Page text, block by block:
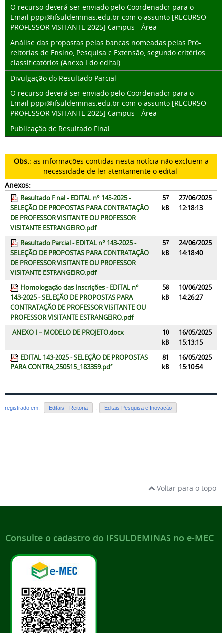
O recurso deverá ser enviado pelo Coordenador para o
Email pppi@ifsuldeminas.edu.br com o assunto [RECURSO
PROFESSOR VISITANTE 2025] Campus - Área
Análise das propostas pelas bancas nomeadas pelas Pró-
reitorias de Ensino, Pesquisa e Extensão, segundo critérios
classificatórios (Anexo I do edital)
Divulgação do Resultado Parcial
O recurso deverá ser enviado pelo Coordenador para o
Email pppi@ifsuldeminas.edu.br com o assunto [RECURSO
PROFESSOR VISITANTE 2025] Campus - Área
Publicação do Resultado Final
Obs.: as informações contidas nesta notícia não excluem a
necessidade de ler atentamente o edital
Anexos:
Resultado Final - EDITAL n° 143-2025 -
SELEÇÃO DE PROPOSTAS PARA CONTRATAÇÃO
DE PROFESSOR VISITANTE OU PROFESSOR
VISITANTE ESTRANGEIRO.pdf
57
kB
27/06/2025
12:18:13
Resultado Parcial - EDITAL n° 143-2025 -
SELEÇÃO DE PROPOSTAS PARA CONTRATAÇÃO
DE PROFESSOR VISITANTE OU PROFESSOR
VISITANTE ESTRANGEIRO.pdf
57
kB
24/06/2025
14:18:40
Homologação das Inscrições - EDITAL n°
143-2025 - SELEÇÃO DE PROPOSTAS PARA
CONTRATAÇÃO DE PROFESSOR VISITANTE OU
PROFESSOR VISITANTE ESTRANGEIRO.pdf
58
kB
10/06/2025
14:26:27
ANEXO I – MODELO DE PROJETO.docx
10
kB
16/05/2025
15:13:15
EDITAL 143-2025 - SELEÇÃO DE PROPOSTAS
PARA CONTRA_250515_183359.pdf
81
kB
16/05/2025
15:10:54
registrado em: Editais - Reitoria Editais Pesquisa e Inovação
Voltar para o topo
Consulte o cadastro do IFSULDEMINAS no e-MEC